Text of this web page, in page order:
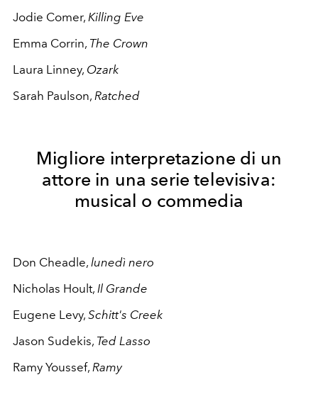
Jodie Comer, Killing Eve
Emma Corrin, The Crown
Laura Linney, Ozark
Sarah Paulson, Ratched
Migliore interpretazione di un
attore in una serie televisiva:
musical o commedia
Don Cheadle, lunedì nero
Nicholas Hoult, Il Grande
Eugene Levy, Schitt's Creek
Jason Sudekis, Ted Lasso
Ramy Youssef, Ramy